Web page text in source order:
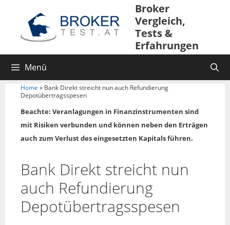
Broker
Vergleich,
Tests &
Erfahrungen
Menü
Home » Bank Direkt streicht nun auch Refundierung
Depotübertragsspesen
Beachte: Veranlagungen in Finanzinstrumenten sind
mit Risiken verbunden und können neben den Erträgen
auch zum Verlust des eingesetzten Kapitals führen.
Bank Direkt streicht nun
auch Refundierung
Depotübertragsspesen